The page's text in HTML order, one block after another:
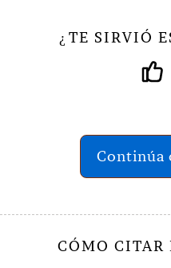
¿ TE SIRVIÓ
Continúa
CÓMO CITAR